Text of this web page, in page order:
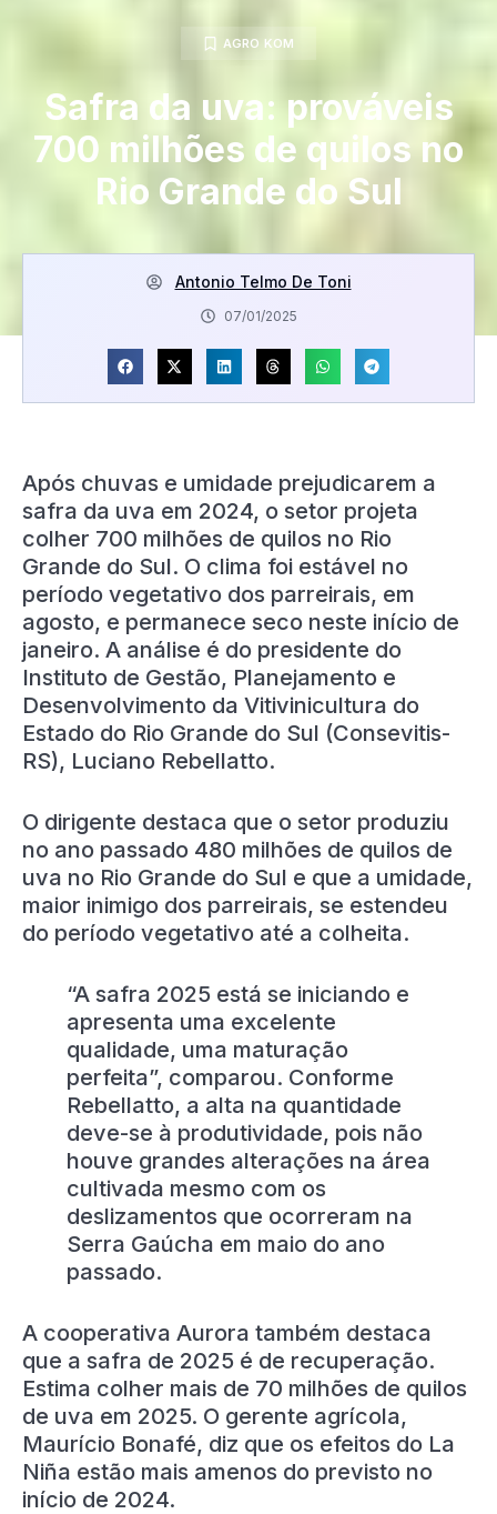
AGRO KOM
Safra da uva: prováveis
700 milhões de quilos no
Rio Grande do Sul
Antonio Telmo De Toni
07/01/2025
Após chuvas e umidade prejudicarem a
safra da uva em 2024, o setor projeta
colher 700 milhões de quilos no Rio
Grande do Sul. O clima foi estável no
período vegetativo dos parreirais, em
agosto, e permanece seco neste início de
janeiro. A análise é do presidente do
Instituto de Gestão, Planejamento e
Desenvolvimento da Vitivinicultura do
Estado do Rio Grande do Sul (Consevitis-
RS), Luciano Rebellatto.
O dirigente destaca que o setor produziu
no ano passado 480 milhões de quilos de
uva no Rio Grande do Sul e que a umidade,
maior inimigo dos parreirais, se estendeu
do período vegetativo até a colheita.
“A safra 2025 está se iniciando e
apresenta uma excelente
qualidade, uma maturação
perfeita”, comparou. Conforme
Rebellatto, a alta na quantidade
deve-se à produtividade, pois não
houve grandes alterações na área
cultivada mesmo com os
deslizamentos que ocorreram na
Serra Gaúcha em maio do ano
passado.
A cooperativa Aurora também destaca
que a safra de 2025 é de recuperação.
Estima colher mais de 70 milhões de quilos
de uva em 2025. O gerente agrícola,
Maurício Bonafé, diz que os efeitos do La
Niña estão mais amenos do previsto no
início de 2024.